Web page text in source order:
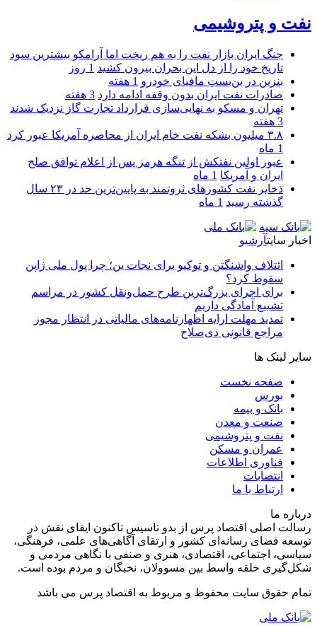
نفت و پتروشیمی
جنگ ایران بازار نفت را به هم ریخت اما آرامکو بیشترین سود
تاریخ خود را از دل این بحران بیرون کشید 1 روز
بنزین در بن‌بستِ مافیای خودرو 1 هفته
صادرات نفت ایران بدون وقفه ادامه دارد 3 هفته
تهران و مسکو به نهایی‌سازی قرارداد تجارت گاز نزدیک شدند
3 هفته
۳.۸ میلیون بشکه نفت خام ایران از محاصره آمریکا عبور کرد
1 ماه
عبور اولین نفتکش از تنگه هرمز پس از اعلام توافق صلح
ایران و آمریکا 1 ماه
ذخایر نفت کشورهای ثروتمند به پایین‌ترین حد در ۲۳ سال
گذشته رسید 1 ماه
اخبار سایتآرشیو
ائتلاف واشنگتن و توکیو برای نجات ین؛ چرا پول ملی ژاپن
سقوط کرد؟
برای اجرای بزرگ‌ترین طرح حمل‌ونقل کشور در مراسم
تشییع آمادگی داریم
تمدید مهلت ارایه اظهارنامه‌های مالیاتی در انتظار مجوز
مراجع قانونی ذی‌‏صلاح
سایر لینک ها
صفحه نخست
بورس
بانک و بیمه
صنعت و معدن
نفت و پتروشیمی
عمران و مسکن
فناوری اطلاعات
انتصابات
ارتباط با ما
درباره ما
رسالت اصلی اقتصاد پرس از بدو تاسیس تاکنون ایفای نقش در
توسعه فضای رسانه‌ای کشور و ارتقای آگاهی‌های علمی، فرهنگی،
سیاسی، اجتماعی، اقتصادی، هنری و صنفی با نگاهی مردمی و
شکل‌گیری حلقه واسط بین مسوولان، نخبگان و مردم بوده است.
تمام حقوق سایت محفوظ و مربوط به اقتصاد پرس می باشد